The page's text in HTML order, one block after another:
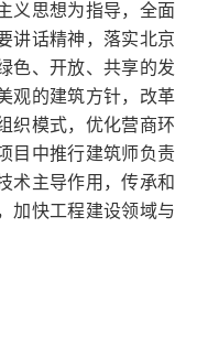
思想为指导，全面
讲话精神，落实北京
色、开放、共享的发
观的建筑方针，改革
织模式，优化营商环
目中推行建筑师负责
术主导作用，传承和
加快工程建设领域与